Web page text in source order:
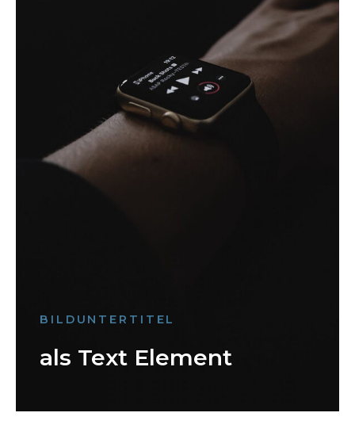
BILDUNTERTITEL
als Text Element